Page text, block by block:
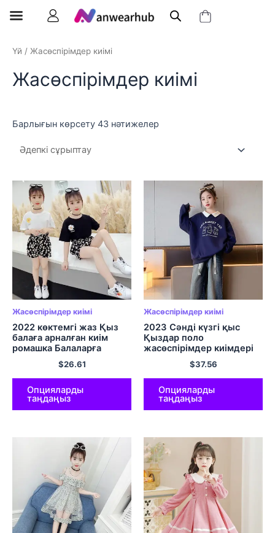
Үй / Жасөспірімдер киімі
Жасөспірімдер киімі
Барлығын көрсету 43 нәтижелер
Жасөспірімдер киімі
2022 көктемгі жаз Қыз
балаға арналған киім
ромашка Балаларға
арналған спорттық
костюмдер футболка
блузка Шалбар 3 4 5 6 7 8
9 10 11 12 жыл
$26.61
Опцияларды
таңдаңыз
Жасөспірімдер киімі
2023 Сәнді күзгі қыс
Қыздар поло
жасөспірімдер киімдері
Hoodies Bunny Print
Sweatshirts топс жылы
футболка көйлектер
балаларға 5 9 7 12 жыл
$37.56
Опцияларды
таңдаңыз